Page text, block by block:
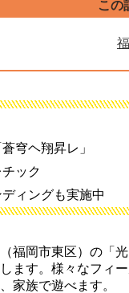
この
穹ヘ翔昇レ」
ック
ィングも実施中
福岡市東区）の「
ます。様々なフィ
家族で遊べます。